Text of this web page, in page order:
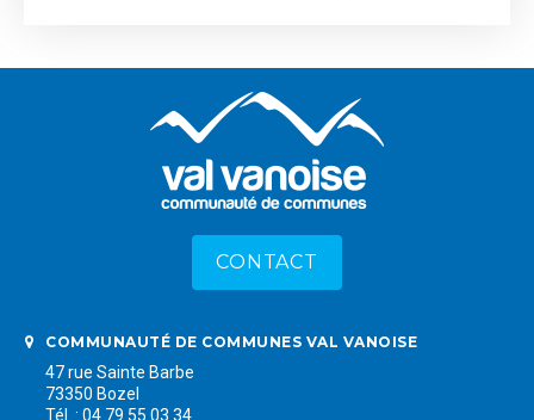
CONTACT
COMMUNAUTÉ DE COMMUNES VAL VANOISE
47 rue Sainte Barbe
73350 Bozel
Tél. : 04 79 55 03 34